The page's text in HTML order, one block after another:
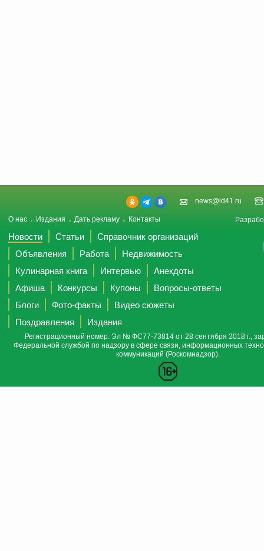
news@id41.ru
О нас Издания Дать рекламу Контакты
Новости Статьи
Справочник организаций
Объявления
Работа
Недвижимость
Кулинарная книга
Интервью
Анекдоты
Афиша
Конкурсы Купоны
Вопросы-ответы
Блоги
Фото-факты
Видео сюжеты
Поздравления
Издания
Регистрационный номер: Эл № ФС77-73814 от 28 сентября 2018 г.,
Федеральной службой по надзору в сфере связи, информационных
коммуникаций (Роскомнадзор).